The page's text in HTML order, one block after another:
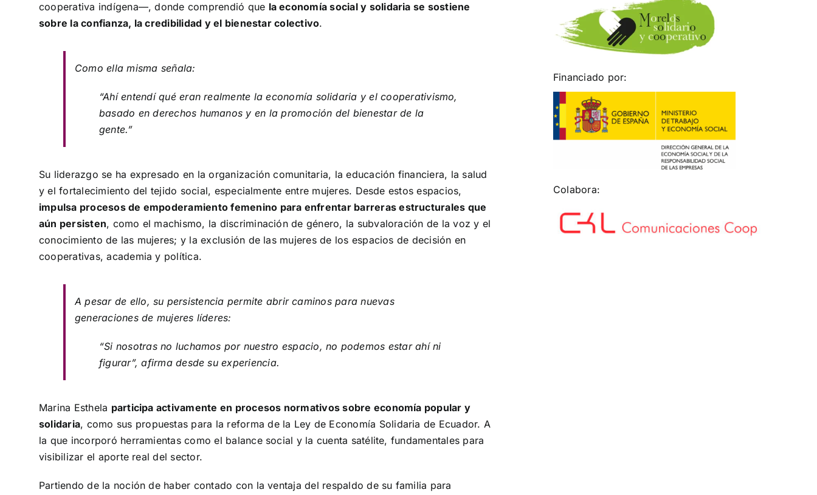
cooperativa indígena—, donde comprendió que la economía social y solidaria se sostiene
sobre la confianza, la credibilidad y el bienestar colectivo.
Como ella misma señala:
“Ahí entendí qué eran realmente la economía solidaria y el cooperativismo,
basado en derechos humanos y en la promoción del bienestar de la
gente.”
Su liderazgo se ha expresado en la organización comunitaria, la educación financiera, la salud
y el fortalecimiento del tejido social, especialmente entre mujeres. Desde estos espacios,
impulsa procesos de empoderamiento femenino para enfrentar barreras estructurales que
aún persisten, como el machismo, la discriminación de género, la subvaloración de la voz y el
conocimiento de las mujeres; y la exclusión de las mujeres de los espacios de decisión en
cooperativas, academia y política.
A pesar de ello, su persistencia permite abrir caminos para nuevas
generaciones de mujeres líderes:
“Si nosotras no luchamos por nuestro espacio, no podemos estar ahí ni
figurar”, afirma desde su experiencia.
Marina Esthela participa activamente en procesos normativos sobre economía popular y
solidaria, como sus propuestas para la reforma de la Ley de Economía Solidaria de Ecuador. A
la que incorporó herramientas como el balance social y la cuenta satélite, fundamentales para
visibilizar el aporte real del sector.
Partiendo de la noción de haber contado con la ventaja del respaldo de su familia para
Financiado por:
Colabora: